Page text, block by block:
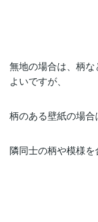
無地の場合は、柄
よいですが、
柄のある壁紙の場合
隣同士の柄や模様を